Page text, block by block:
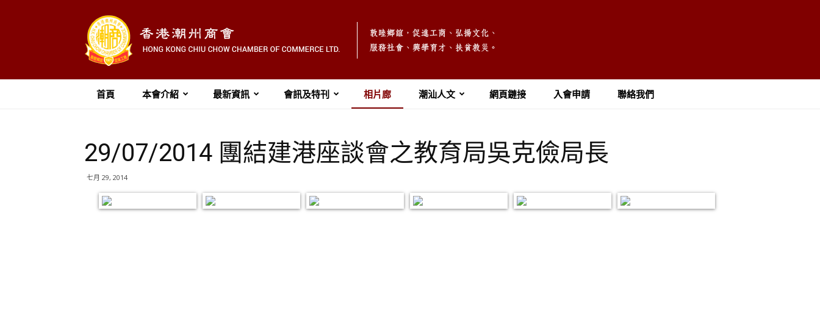
首頁 本會介紹 最新資訊 會訊及特刊 相片廊 潮汕人文 網頁鏈接 入會申請 聯絡我們
29/07/2014 團結建港座談會之教育局吳克儉局長
七月 29, 2014